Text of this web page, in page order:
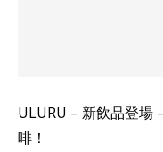
ULURU – 新飲品登場
啡！